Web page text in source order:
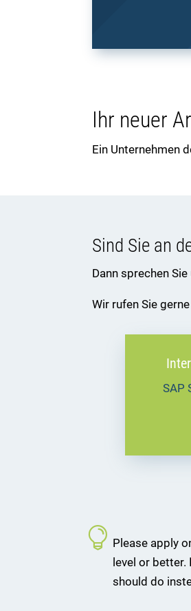
Ihr neuer
Ein Unternehmen
Sind Sie an
Dann sprechen
Wir rufen Sie
SAP
Please apply
level or better.
should do